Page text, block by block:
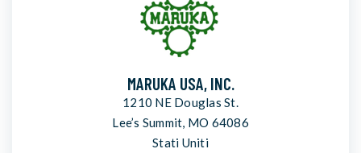
MARUKA USA, INC.
1210 NE Douglas St.
Lee’s Summit, MO 64086
Stati Uniti